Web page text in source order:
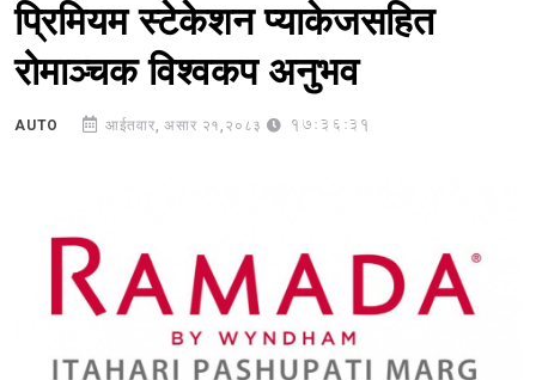
प्रिमियम स्टेकेशन प्याकेजसहित
रोमाञ्चक विश्वकप अनुभव
AUTO आईतवार, असार २१,२०८३ 17:36:31